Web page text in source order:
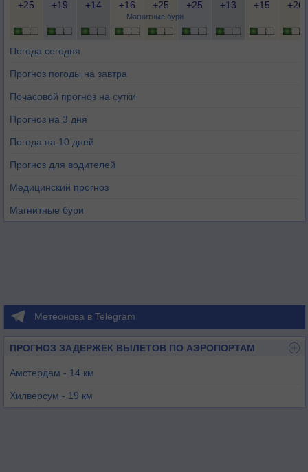
Магнитные бури
+25 +19 +14 +16 +25 +25 +13 +15 +26
Погода сегодня
Прогноз погоды на завтра
Почасовой прогноз на сутки
Прогноз на 3 дня
Погода на 10 дней
Прогноз для водителей
Медицинский прогноз
Магнитные бури
Метеонова в Telegram
ПРОГНОЗ ЗАДЕРЖЕК ВЫЛЕТОВ ПО АЭРОПОРТАМ
Амстердам - 14 км
Хилверсум - 19 км